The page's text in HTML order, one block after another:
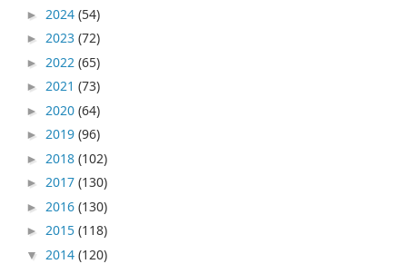
► 2024(54)
►2023(72)
► 2022(65)
►2021(73)
► 2020(64)
►2019(96)
► 2018(102)
►2017(130)
► 2016(130)
►2015(118)
▼ 2014(120)